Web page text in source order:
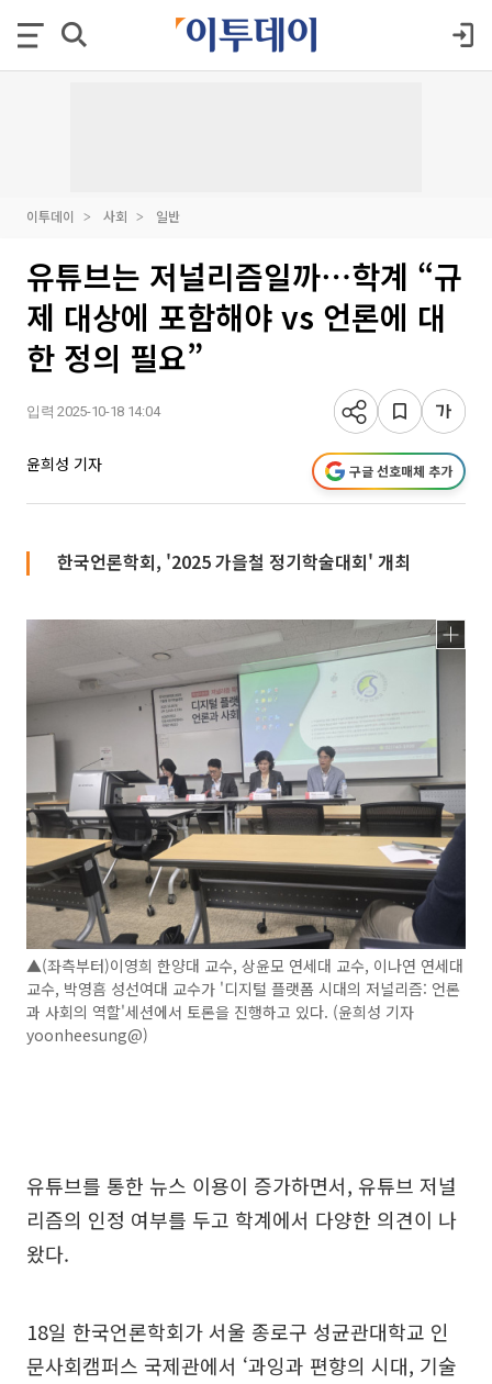
이투데이 사회 일반
유튜브는 저널리즘일까⋯학계 “규
제 대상에 포함해야 vs 언론에 대
한 정의 필요”
입력 2025-10-18 14:04
윤희성 기자 구글 선호매체 추가
한국언론학회, '2025 가을철 정기학술대회' 개최
▲(좌측부터)이영희 한양대 교수, 상윤모 연세대 교수, 이나연 연세대
교수, 박영흠 성선여대 교수가 '디지털 플랫폼 시대의 저널리즘: 언론
과 사회의 역할'세션에서 토론을 진행하고 있다. (윤희성 기자
yoonheesung@)
유튜브를 통한 뉴스 이용이 증가하면서, 유튜브 저널
리즘의 인정 여부를 두고 학계에서 다양한 의견이 나
왔다.
18일 한국언론학회가 서울 종로구 성균관대학교 인
문사회캠퍼스 국제관에서 ‘과잉과 편향의 시대, 기술